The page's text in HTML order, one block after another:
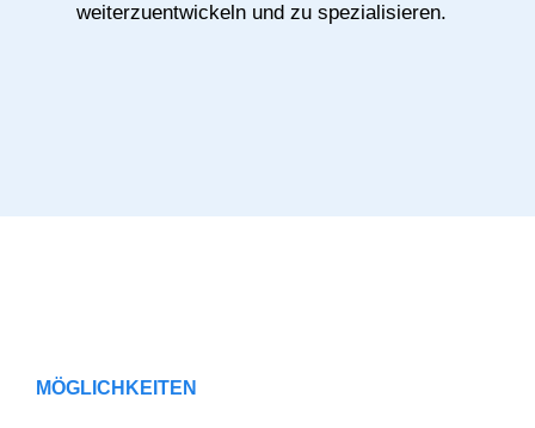
weiterzuentwickeln und zu spezialisieren.
MÖGLICHKEITEN